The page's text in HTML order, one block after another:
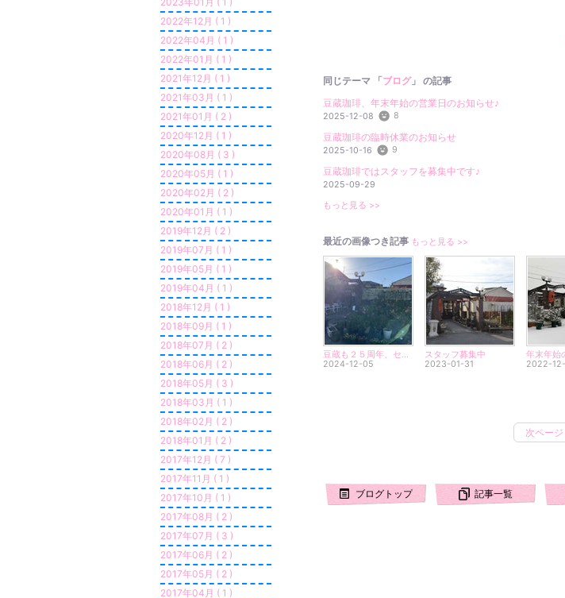
同じテーマ 「ブログ」 の記事
豆蔵珈琲、年末年始の営業日のお知らせ♪
2025-12-08 8
豆蔵珈琲の臨時休業のお知らせ
2025-10-16 9
豆蔵珈琲ではスタッフを募集中です♪
2025-09-29
もっと見る >>
最近の画像つき記事 もっと見る >>
豆蔵も２５周年、セール中です！
2024-12-05
スタッフ募集中
2023-01-31
2022-
次ページ
ブログトップ 記事一覧
2022年12月 ( 1 )
2022年04月 ( 1 )
2022年01月 ( 1 )
2021年12月 ( 1 )
2021年03月 ( 1 )
2021年01月 ( 2 )
2020年12月 ( 1 )
2020年08月 ( 3 )
2020年05月 ( 1 )
2020年02月 ( 2 )
2020年01月 ( 1 )
2019年12月 ( 2 )
2019年07月 ( 1 )
2019年05月 ( 1 )
2019年04月 ( 1 )
2018年12月 ( 1 )
2018年09月 ( 1 )
2018年07月 ( 2 )
2018年06月 ( 2 )
2018年05月 ( 3 )
2018年03月 ( 1 )
2018年02月 ( 2 )
2018年01月 ( 2 )
2017年12月 ( 7 )
2017年11月 ( 1 )
2017年10月 ( 1 )
2017年08月 ( 2 )
2017年07月 ( 3 )
2017年06月 ( 2 )
2017年05月 ( 2 )
2017年04月 ( 1 )